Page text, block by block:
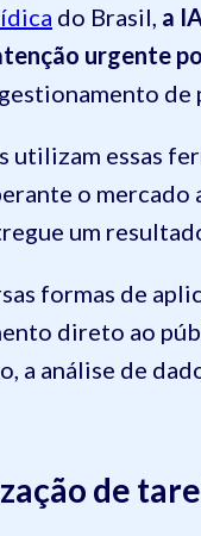
do Brasil, a
urgente
de
utilizam essas
o mercado
um
formas de
direto ao
a análise de
de